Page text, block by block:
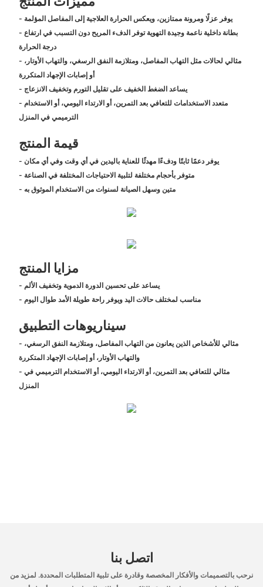
- يوفر عزلًا ومرونة ممتازين، ويعكس الحرارة العلاجية إلى المفاصل المؤلمة
- بطانة داخلية ناعمة وجيدة التهوية توفر الدفء المريح دون التسبب في ارتفاع
درجة الحرارة
- مثالي لحالات مثل التهاب المفاصل، ومتلازمة النفق الرسغي، والتهاب الأوتار،
أو إصابات الإجهاد المتكررة
- يساعد الضغط الخفيف على تقليل التورم وتخفيف الانزعاج
- متعدد الاستخدامات للتعافي بعد التمرين، أو الارتداء اليومي، أو الاستخدام
الترميمي في المنزل
قيمة المنتج
- يوفر دعمًا ثابتًا ودفءًا مهدئًا للعناية باليدين في أي وقت وفي أي مكان
- متوفر بأحجام مختلفة لتلبية الاحتياجات المختلفة في الصناعة
- متين وسهل الصيانة لسنوات من الاستخدام الموثوق به
مزايا المنتج
- يساعد على تحسين الدورة الدموية وتخفيف الألم
- مناسب لمختلف حالات اليد ويوفر راحة طويلة الأمد طوال اليوم
سيناريوهات التطبيق
- مثالي للأشخاص الذين يعانون من التهاب المفاصل، ومتلازمة النفق الرسغي،
والتهاب الأوتار، أو إصابات الإجهاد المتكررة
- مثالي للتعافي بعد التمرين، أو الارتداء اليومي، أو الاستخدام الترميمي في
المنزل
اتصل بنا
نرحب بالتصميمات والأفكار المخصصة وقادرة على تلبية المتطلبات المحددة. لمزيد من